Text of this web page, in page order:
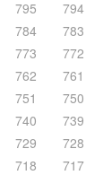
795 794
784 783
773 772
762 761
751 750
740 739
729 728
718 717